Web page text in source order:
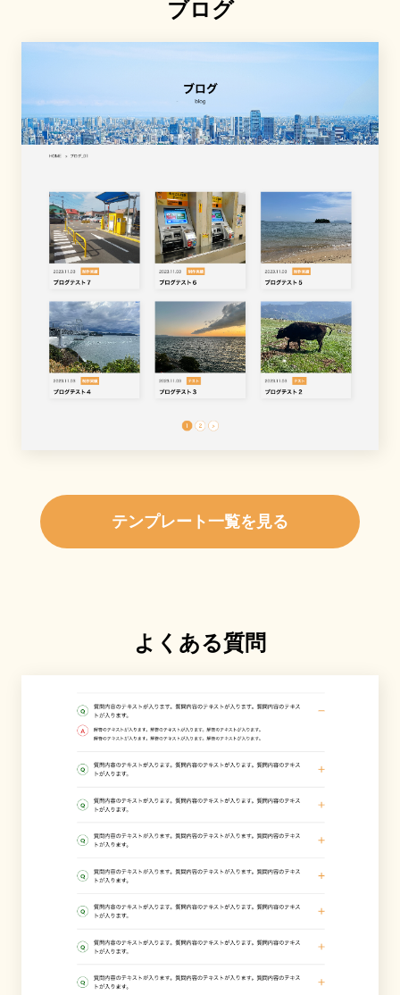
ブログ
テンプレート一覧を見る
よくある質問